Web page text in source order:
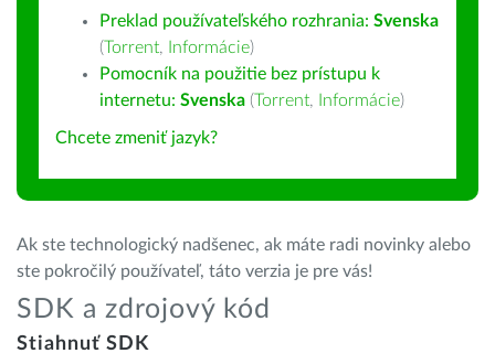
Preklad používateľského rozhrania: Svenska
(Torrent, Informácie)
Pomocník na použitie bez prístupu k
internetu: Svenska (Torrent, Informácie)
Chcete zmeniť jazyk?
Ak ste technologický nadšenec, ak máte radi novinky alebo
ste pokročilý používateľ, táto verzia je pre vás!
SDK a zdrojový kód
Stiahnuť SDK